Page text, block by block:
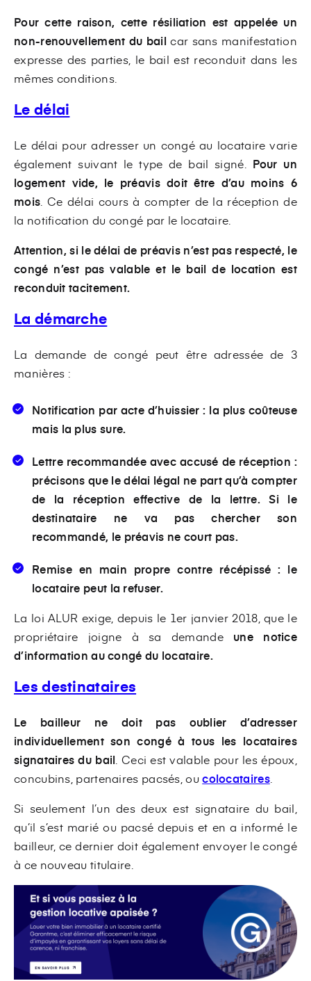
Pour cette raison, cette résiliation est appelée un
non-renouvellement du bail car sans manifestation
expresse des parties, le bail est reconduit dans les
mêmes conditions.
Le délai
Le délai pour adresser un congé au locataire varie
également suivant le type de bail signé. Pour un
logement vide, le préavis doit être d’au moins 6
mois . Ce délai cours à compter de la réception de
la notification du congé par le locataire.
Attention, si le délai de préavis n’est pas respecté, le
congé n’est pas valable et le bail de location est
reconduit tacitement.
La démarche
La demande de congé peut être adressée de 3
manières :
Notification par acte d’huissier : la plus coûteuse
mais la plus sure.
Lettre recommandée avec accusé de réception :
précisons que le délai légal ne part qu’à compter
de la réception effective de la lettre. Si le
destinataire ne va pas chercher son
recommandé, le préavis ne court pas.
Remise en main propre contre récépissé : le
locataire peut la refuser.
La loi ALUR exige, depuis le 1er janvier 2018, que le
propriétaire joigne à sa demande une notice
d’information au congé du locataire.
Les destinataires
Le bailleur ne doit pas oublier d’adresser
individuellement son congé à tous les locataires
signataires du bail . Ceci est valable pour les époux,
concubins, partenaires pacsés, oucolocataires.
Si seulement l’un des deux est signataire du bail,
qu’il s’est marié ou pacsé depuis et en a informé le
bailleur, ce dernier doit également envoyer le congé
à ce nouveau titulaire.